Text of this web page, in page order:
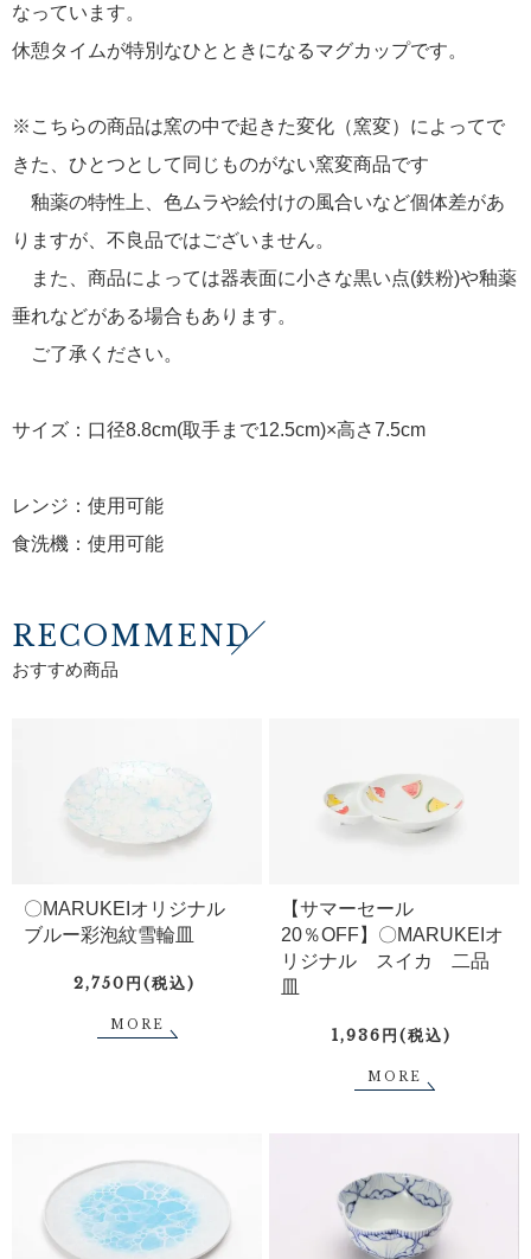
なっています。
休憩タイムが特別なひとときになるマグカップです。
※こちらの商品は窯の中で起きた変化（窯変）によってで
きた、ひとつとして同じものがない窯変商品です
釉薬の特性上、色ムラや絵付けの風合いなど個体差があ
りますが、不良品ではございません。
また、商品によっては器表面に小さな黒い点(鉄粉)や釉薬
垂れなどがある場合もあります。
ご了承ください。
サイズ：口径8.8cm(取手まで12.5cm)×高さ7.5cm
レンジ：使用可能
食洗機：使用可能
RECOMMEND
おすすめ商品
〇MARUKEIオリジナル
ブルー彩泡紋雪輪皿
2,750円(税込)
MORE
【サマーセール
20％OFF】〇MARUKEIオ
リジナル スイカ 二品
皿
1,936円(税込)
MORE